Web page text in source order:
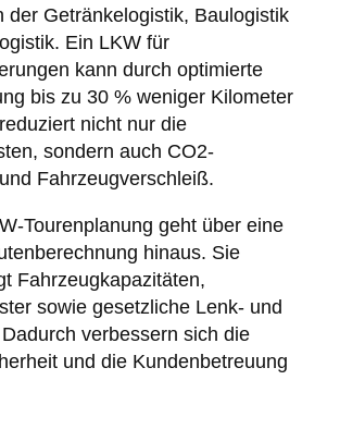
der Getränkelogistik, Baulogistik
Ein LKW für
kann durch optimierte
bis zu 30 % weniger Kilometer
nicht nur die
sondern auch CO2-
Fahrzeugverschleiß.
Tourenplanung geht über eine
hinaus. Sie
Fahrzeugkapazitäten,
sowie gesetzliche Lenk- und
verbessern sich die
und die Kundenbetreuung